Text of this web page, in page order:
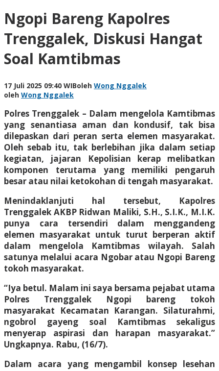
Ngopi Bareng Kapolres
Trenggalek, Diskusi Hangat
Soal Kamtibmas
17 Juli 2025 09:40 WIBoleh Wong Nggalek
oleh Wong Nggalek
Polres Trenggalek – Dalam mengelola Kamtibmas
yang senantiasa aman dan kondusif, tak bisa
dilepaskan dari peran serta elemen masyarakat.
Oleh sebab itu, tak berlebihan jika dalam setiap
kegiatan, jajaran Kepolisian kerap melibatkan
komponen terutama yang memiliki pengaruh
besar atau nilai ketokohan di tengah masyarakat.
Menindaklanjuti hal tersebut, Kapolres
Trenggalek AKBP Ridwan Maliki, S.H., S.I.K., M.I.K.
punya cara tersendiri dalam menggandeng
elemen masyarakat untuk turut berperan aktif
dalam mengelola Kamtibmas wilayah. Salah
satunya melalui acara Ngobar atau Ngopi Bareng
tokoh masyarakat.
“Iya betul. Malam ini saya bersama pejabat utama
Polres Trenggalek Ngopi bareng tokoh
masyarakat Kecamatan Karangan. Silaturahmi,
ngobrol gayeng soal Kamtibmas sekaligus
menyerap aspirasi dan harapan masyarakat.”
Ungkapnya. Rabu, (16/7).
Dalam acara yang mengambil konsep lesehan